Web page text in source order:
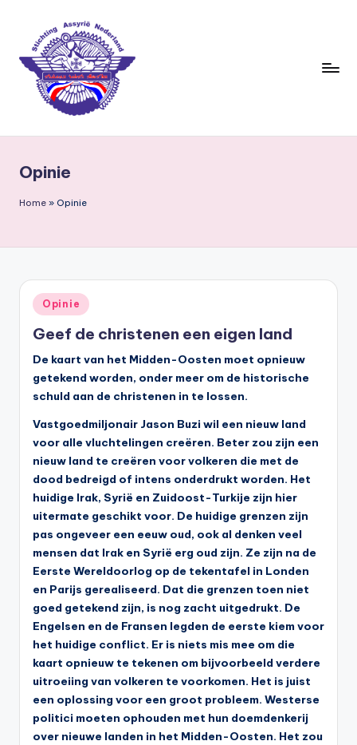
c
h
g
A
Opinie
Home » Opinie
Geplaatst
in
Opinie
Geef de christenen een eigen land
De kaart van het Midden-Oosten moet opnieuw
getekend worden, onder meer om de historische
schuld aan de christenen in te lossen.
Vastgoedmiljonair Jason Buzi wil een nieuw land
voor alle vluchtelingen creëren. Beter zou zijn een
nieuw land te creëren voor volkeren die met de
dood bedreigd of intens onderdrukt worden. Het
huidige Irak, Syrië en Zuidoost-Turkije zijn hier
uitermate geschikt voor. De huidige grenzen zijn
pas ongeveer een eeuw oud, ook al denken veel
mensen dat Irak en Syrië erg oud zijn. Ze zijn na de
Eerste Wereldoorlog op de tekentafel in Londen
en Parijs gerealiseerd. Dat die grenzen toen niet
goed getekend zijn, is nog zacht uitgedrukt. De
Engelsen en de Fransen legden de eerste kiem voor
het huidige conflict. Er is niets mis mee om die
kaart opnieuw te tekenen om bijvoorbeeld verdere
uitroeiing van volkeren te voorkomen. Het is juist
een oplossing voor een groot probleem. Westerse
politici moeten ophouden met hun doemdenkerij
over nieuwe landen in het Midden-Oosten. Het zou